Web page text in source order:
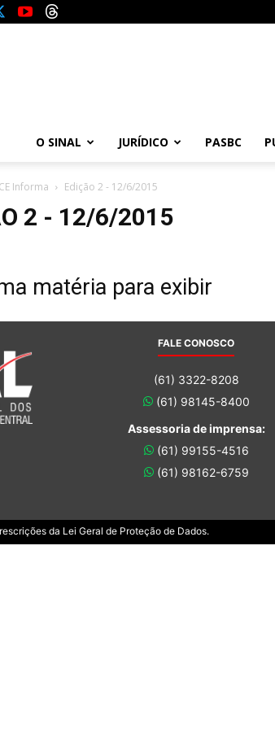
O SINAL JURÍDICO PASBC
Informa Edição 2 - 12/6/2015
2 - 12/6/2015
matéria para exibir
FALE CONOSCO
(61) 3322-8208
(61) 98145-8400
Assessoria de imprensa:
(61) 99155-4516
(61) 98162-6759
da Lei Geral de Proteção de Dados.